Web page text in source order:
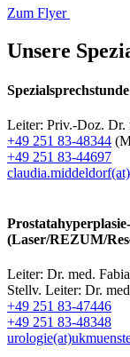
Zum Flyer
Unsere
Leiter: Priv.-Doz. Dr.
+49 251 83-48344
+49 251 83-44697
(Laser/REZUM/
Leiter: Dr. med.
Stellv. Leiter: Dr.
+49 251 83-47446
+49 251 83-48348